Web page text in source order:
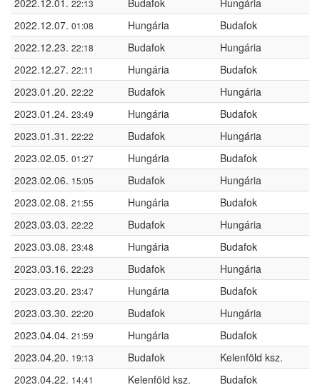
2022.12.01. 22:13 Budafok
Hungária
2022.12.07. 01:08 Hungária
Budafok
2022.12.23. 22:18 Budafok
Hungária
2022.12.27. 22:11 Hungária
Budafok
2023.01.20. 22:22 Budafok
Hungária
2023.01.24. 23:49 Hungária
Budafok
2023.01.31. 22:22 Budafok
Hungária
2023.02.05. 01:27 Hungária
Budafok
2023.02.06. 15:05 Budafok
Hungária
2023.02.08. 21:55 Hungária
Budafok
2023.03.03. 22:22 Budafok
Hungária
2023.03.08. 23:48 Hungária
Budafok
2023.03.16. 22:23 Budafok
Hungária
2023.03.20. 23:47 Hungária
Budafok
2023.03.30. 22:20 Budafok
Hungária
2023.04.04. 21:59 Hungária
Budafok
2023.04.20. 19:13 Budafok
Kelenföld ksz.
2023.04.22. 14:41 Kelenföld ksz.
Budafok